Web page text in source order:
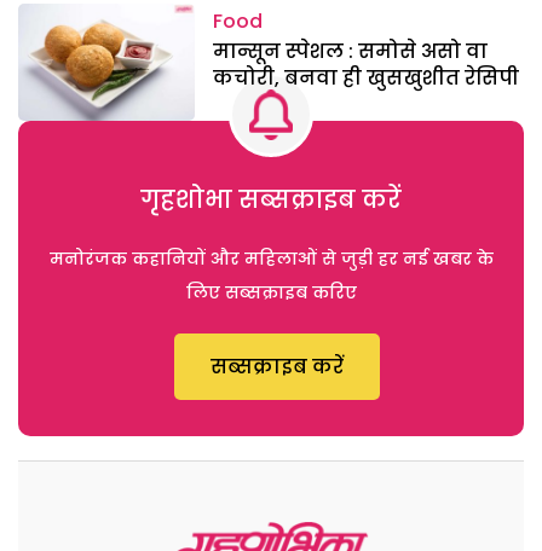
Food
मान्सून स्पेशल : समोसे असो वा
कचोरी, बनवा ही खुसखुशीत रेसिपी
गृहशोभा सब्सक्राइब करें
मनोरंजक कहानियों और महिलाओं से जुड़ी हर नई खबर के
लिए सब्सक्राइब करिए
सब्सक्राइब करें